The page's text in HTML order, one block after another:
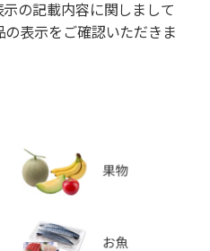
の記載内容に関しまして
表示をご確認いただきま